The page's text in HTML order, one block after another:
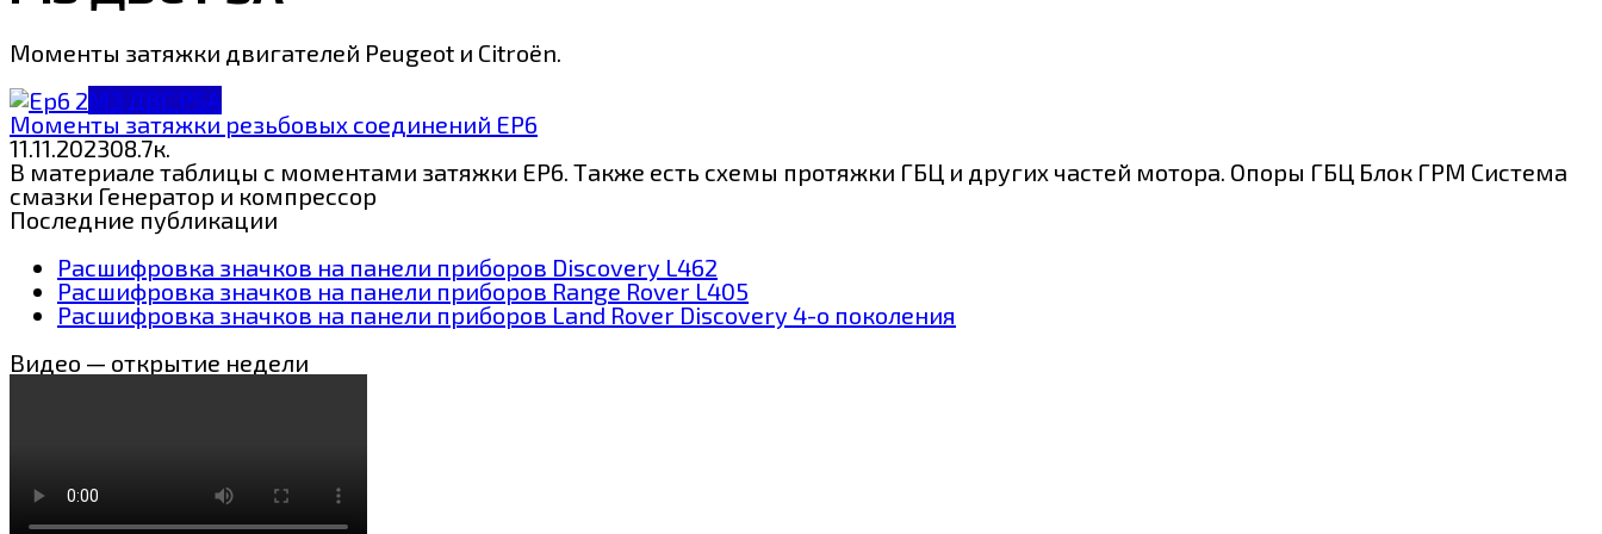
Моменты затяжки двигателей Peugeot и Citroën.
МЗ ДВС PSA
Моменты затяжки резьбовых соединений EP6
11.11.202308.7к.
В материале таблицы с моментами затяжки EP6. Также есть схемы протяжки ГБЦ и других частей мотора. Опоры ГБЦ Блок ГРМ Система
смазки Генератор и компрессор
Последние публикации
Расшифровка значков на панели приборов Discovery L462
Расшифровка значков на панели приборов Range Rover L405
Расшифровка значков на панели приборов Land Rover Discovery 4-о поколения
Видео — открытие недели